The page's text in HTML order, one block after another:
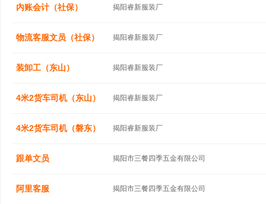
内账会计（社保） 揭阳睿新服装厂
物流客服文员（社保） 揭阳睿新服装厂
装卸工（东山） 揭阳睿新服装厂
4米2货车司机（东山） 揭阳睿新服装厂
4米2货车司机（磐东） 揭阳睿新服装厂
跟单文员 揭阳市三餐四季五金有限公司
阿里客服 揭阳市三餐四季五金有限公司